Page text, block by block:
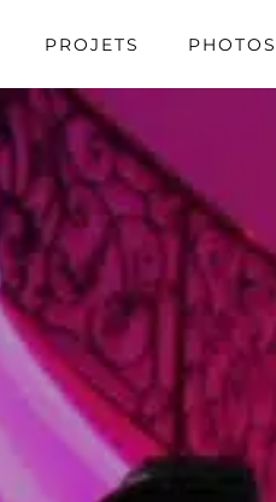
PROJETS PHOTOS